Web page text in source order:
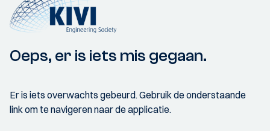
Oeps, er is iets mis gegaan.
Er is iets overwachts gebeurd. Gebruik de onderstaande
link om te navigeren naar de applicatie.